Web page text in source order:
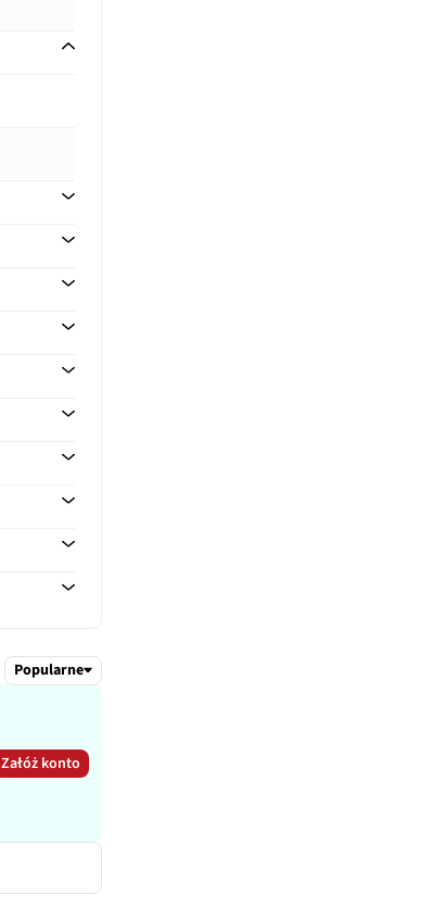
Popularne
Załóż konto